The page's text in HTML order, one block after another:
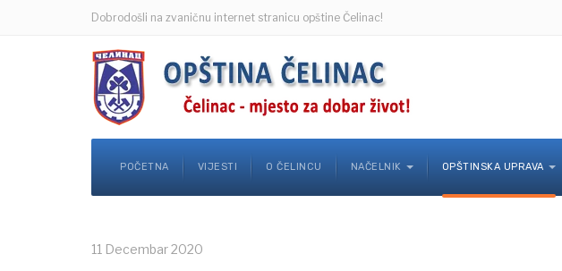
Dobrodošli na zvaničnu internet stranicu opštine Čelinac!
POČETNA VIJESTI O ČELINCU NAČELNIK OPŠTINSKA UPRAVA
11 Decembar 2020